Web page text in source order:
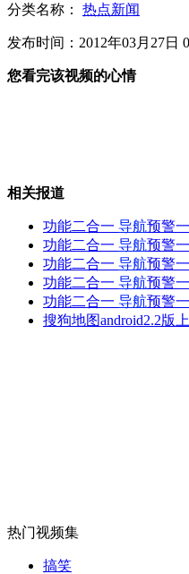
英国百年前巨人比姚明
CBA总决赛：恐取消北
中国首艘校船湖南耒
分类名称： 热点新闻
发布时间：2012年03月27日
您看完该视频的心情
相关报道
功能二合一 导航预警
功能二合一 导航预警
功能二合一 导航预警
功能二合一 导航预警
功能二合一 导航预警
搜狗地图android2.2版
热门视频集
搞笑